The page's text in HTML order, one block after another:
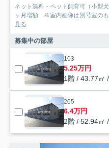
ネット無料・ペット飼育可（小
ヶ月増額 ※室内画像は別号室の
見る
募集中の部屋
103
5.25万円
1階 / 43.77㎡
205
6.4万円
2階 / 52.94㎡